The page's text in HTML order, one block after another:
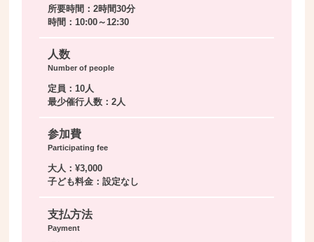
所要時間：2時間30分
時間：10:00～12:30
人数
Number of people
定員：10人
最少催行人数：2人
参加費
Participating fee
大人：¥3,000
子ども料金：設定なし
支払方法
Payment